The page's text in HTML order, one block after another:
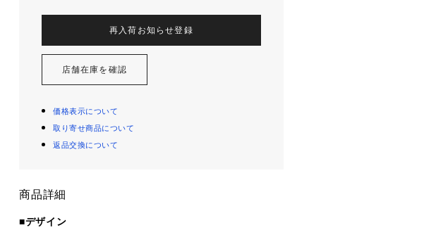
再入荷お知らせ登録
店舗在庫を確認
価格表示について
取り寄せ商品について
返品交換について
商品詳細
■デザイン